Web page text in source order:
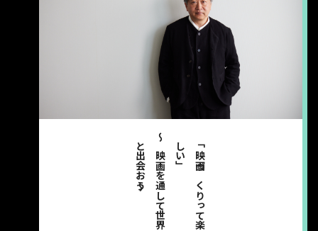
「
映
画
づ
く
り
っ
て
楽
し
い
」
～
映
画
を
通
し
て
世
界
と
出
会
お
う
～